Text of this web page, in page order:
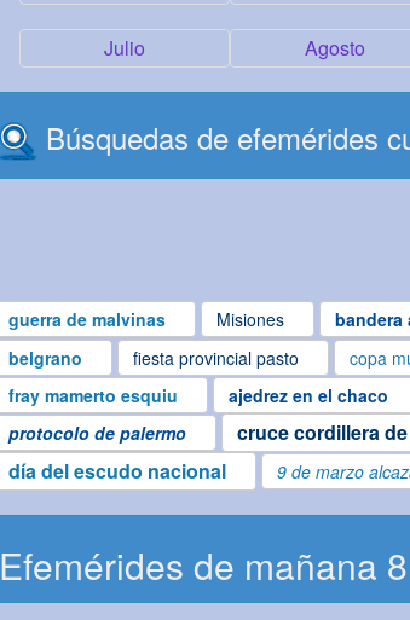
Julio Agosto
Búsquedas de efemérides
guerra de malvinas Misiones bandera
belgrano
fiesta provincial pasto copa
fray mamerto esquiu
ajedrez en el chaco
protocolo de palermo
cruce cordillera
día del escudo nacional 9 de marzo
Efemérides de mañana